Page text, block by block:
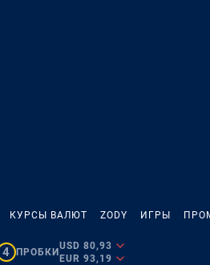
КУРСЫ ВАЛЮТ ZODY ИГРЫ
4 ПРОБКИ
USD 80,93
EUR 93,19